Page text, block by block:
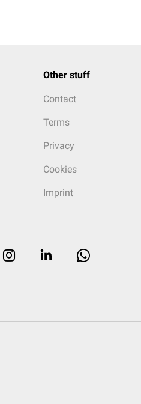
Other stuff
Contact
Terms
Privacy
Cookies
Imprint